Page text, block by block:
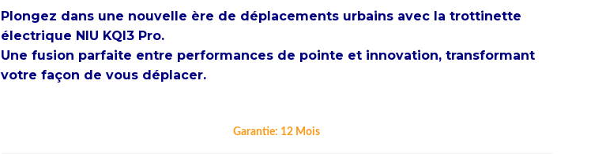
Plongez dans une nouvelle ère de déplacements urbains avec la trottinette
électrique NIU KQI3 Pro.
Une fusion parfaite entre performances de pointe et innovation, transformant
votre façon de vous déplacer.
Garantie: 12 Mois